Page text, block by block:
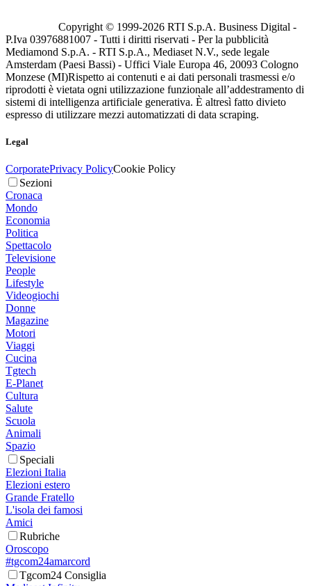
Copyright © 1999-2026 RTI S.p.A. Business Digital -
P.Iva 03976881007 - Tutti i diritti riservati - Per la pubblicità
Mediamond S.p.A. - RTI S.p.A., Mediaset N.V., sede legale
Amsterdam (Paesi Bassi) - Uffici Viale Europa 46, 20093 Cologno
Monzese (MI)Rispetto ai contenuti e ai dati personali trasmessi e/o
riprodotti è vietata ogni utilizzazione funzionale all’addestramento di
sistemi di intelligenza artificiale generativa. È altresì fatto divieto
espresso di utilizzare mezzi automatizzati di data scraping.
Legal
CorporatePrivacy PolicyCookie Policy
Sezioni
Cronaca
Mondo
Economia
Politica
Spettacolo
Televisione
People
Lifestyle
Videogiochi
Donne
Magazine
Motori
Viaggi
Cucina
Tgtech
E-Planet
Cultura
Salute
Scuola
Animali
Spazio
Speciali
Elezioni Italia
Elezioni estero
Grande Fratello
L'isola dei famosi
Amici
Rubriche
Oroscopo
#tgcom24amarcord
Tgcom24 Consiglia